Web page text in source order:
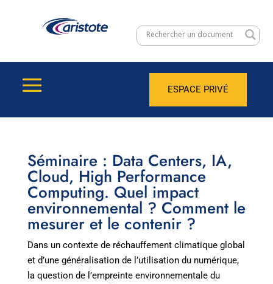
ESPACE PRIVÉ
Séminaire : Data Centers, IA,
Cloud, High Performance
Computing. Quel impact
environnemental ? Comment le
mesurer et le contenir ?
Dans un contexte de réchauffement climatique global
et d’une généralisation de l’utilisation du numérique,
la question de l’empreinte environnementale du